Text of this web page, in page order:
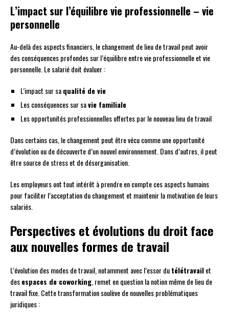
L’impact sur l’équilibre vie professionnelle – vie
personnelle
Au-delà des aspects financiers, le changement de lieu de travail peut avoir
des conséquences profondes sur l’équilibre entre vie professionnelle et vie
personnelle. Le salarié doit évaluer :
L’impact sur saqualité de vie
Les conséquences sur savie familiale
Les opportunités professionnelles offertes par le nouveau lieu de travail
Dans certains cas, le changement peut être vécu comme une opportunité
d’évolution ou de découverte d’un nouvel environnement. Dans d’autres, il peut
être source de stress et de désorganisation.
Les employeurs ont tout intérêt à prendre en compte ces aspects humains
pour faciliter l’acceptation du changement et maintenir la motivation de leurs
salariés.
Perspectives et évolutions du droit face
aux nouvelles formes de travail
L’évolution des modes de travail, notamment avec l’essor dutélétravailet
desespaces de coworking , remet en question la notion même de lieu de
travail fixe. Cette transformation soulève de nouvelles problématiques
juridiques :